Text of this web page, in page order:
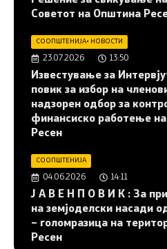
Советот на Општина
СООПШТЕНИЈА• НОВОСТИ
23.07.2026 13:50
Известување за
повик за избор на
надзорен одбор за
финансиско работење
Ресен
СООПШТЕНИЈА
04.06.2026 14:11
Ј А В Е Н П О В И К : За
на земјоделски насади
– голомразица на
Ресен